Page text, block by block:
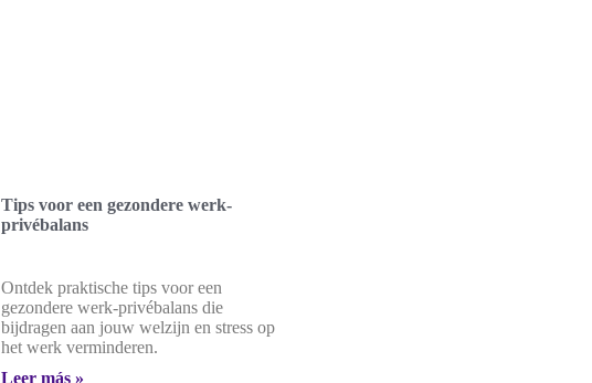
Tips voor een gezondere werk-
privébalans
Ontdek praktische tips voor een
gezondere werk-privébalans die
bijdragen aan jouw welzijn en stress op
het werk verminderen.
Leer más »